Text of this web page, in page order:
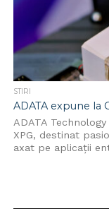
STIRI
ADATA expune la
ADATA
XPG, destinat
axat pe aplicații